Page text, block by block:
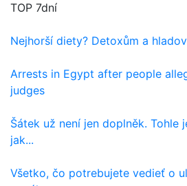
TOP 7dní
Nejhorší diety? Detoxům a
Arrests in Egypt after people
judges
Šátek už není jen doplněk. Tohle
jak...
Všetko, čo potrebujete vedieť o